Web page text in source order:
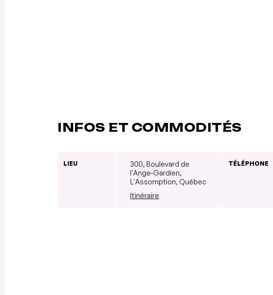
INFOS ET COMMODITÉS
LIEU
300, Boulevard de
l'Ange-Gardien,
L'Assomption, Québec
Itinéraire
TÉLÉPHONE